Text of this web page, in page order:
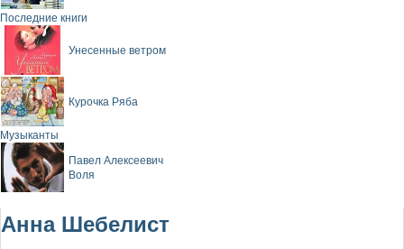
Последние книги
Унесенные ветром
Курочка Ряба
Музыканты
Павел Алексеевич
Воля
Анна Шебелист